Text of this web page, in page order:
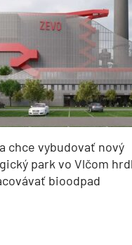
chce vybudovať nový
park vo Vlčom
bioodpad